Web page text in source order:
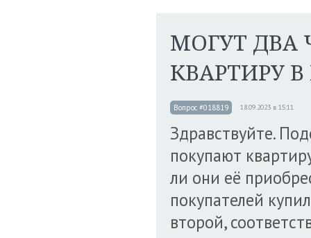
МОГУТ ДВА
КВАРТИРУ
Вопрос #018819 18.09.2023 в 15:11
Здравствуйте.
покупают
ли они её
покупателей
второй,